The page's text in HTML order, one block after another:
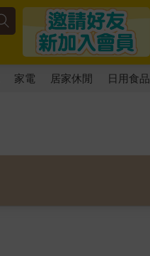
家電 居家休閒 日用食品